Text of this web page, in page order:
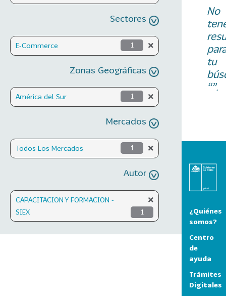
Sectores
E-Commerce 1
Zonas Geográficas
América del Sur 1
Mercados
Todos Los Mercados 1
Autor
CAPACITACION Y FORMACION -
SIEX
1
No
tu
“”.
¿Quiénes
somos?
Centro
de
ayuda
Trámites
Digitales